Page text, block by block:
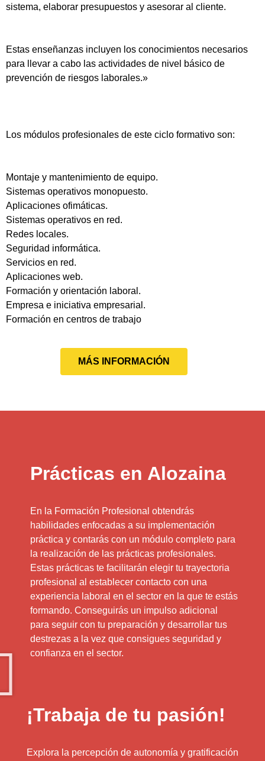
sistema, elaborar presupuestos y asesorar al cliente.
Estas enseñanzas incluyen los conocimientos necesarios
para llevar a cabo las actividades de nivel básico de
prevención de riesgos laborales.»
Los módulos profesionales de este ciclo formativo son:
Montaje y mantenimiento de equipo.
Sistemas operativos monopuesto.
Aplicaciones ofimáticas.
Sistemas operativos en red.
Redes locales.
Seguridad informática.
Servicios en red.
Aplicaciones web.
Formación y orientación laboral.
Empresa e iniciativa empresarial.
Formación en centros de trabajo
MÁS INFORMACIÓN
Prácticas en Alozaina
En la Formación Profesional obtendrás
habilidades enfocadas a su implementación
práctica y contarás con un módulo completo para
la realización de las prácticas profesionales.
Estas prácticas te facilitarán elegir tu trayectoria
profesional al establecer contacto con una
experiencia laboral en el sector en la que te estás
formando. Conseguirás un impulso adicional
para seguir con tu preparación y desarrollar tus
destrezas a la vez que consigues seguridad y
confianza en el sector.
¡Trabaja de tu pasión!
Explora la percepción de autonomía y gratificación